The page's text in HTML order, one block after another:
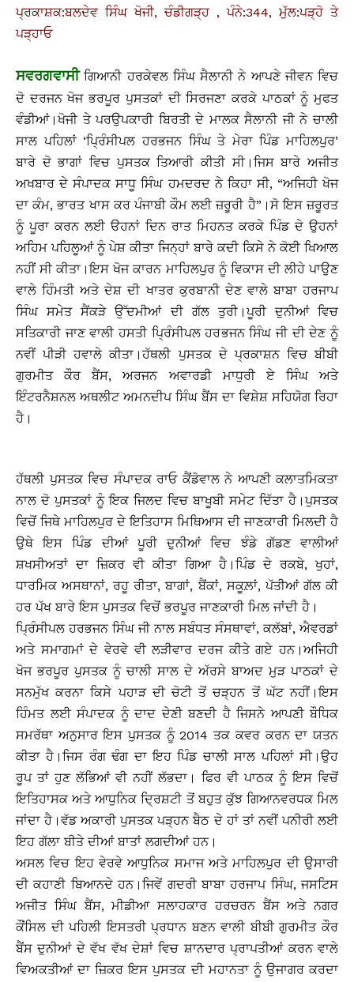
ਪ੍ਰਕਾਸ਼ਕ:ਬਲਦੇਵ ਸਿੰਘ ਖੋਜੀ, ਚੰਡੀਗੜ੍ਹ , ਪੰਨੇ:344, ਮੁੱਲ:ਪੜ੍ਹੋ ਤੇ
ਪੜ੍ਹਾਓ
ਸਵਰਗਵਾਸੀਗਿਆਨੀ ਹਰਕੇਵਲ ਸਿੰਘ ਸੈਲਾਨੀ ਨੇ ਆਪਣੇ ਜੀਵਨ ਵਿਚ
ਦੋ ਦਰਜਨ ਖੋਜ ਭਰਪੂਰ ਪੁਸਤਕਾਂ ਦੀ ਸਿਰਜਣਾ ਕਰਕੇ ਪਾਠਕਾਂ ਨੂੰ ਮੁਫਤ
ਵੰਡੀਆਂ।ਖੋਜੀ ਤੇ ਪਰਉਪਕਾਰੀ ਬਿਰਤੀ ਦੇ ਮਾਲਕ ਸੈਲਾਨੀ ਜੀ ਨੇ ਚਾਲੀ
ਸਾਲ ਪਹਿਲਾਂ ‘ਪਿ੍ਰੰਸੀਪਲ ਹਰਭਜਨ ਸਿੰਘ ਤੇ ਮੇਰਾ ਪਿੰਡ ਮਾਹਿਲਪੁਰ’
ਬਾਰੇ ਦੋ ਭਾਗਾਂ ਵਿਚ ਪੁਸਤਕ ਤਿਆਰੀ ਕੀਤੀ ਸੀ।ਜਿਸ ਬਾਰੇ ਅਜੀਤ
ਅਖਬਾਰ ਦੇ ਸੰਪਾਦਕ ਸਾਧੂ ਸਿੰਘ ਹਮਦਰਦ ਨੇ ਕਿਹਾ ਸੀ, “ਅਜਿਹੀ ਖੋਜ
ਦਾ ਕੰਮ, ਭਾਰਤ ਖਾਸ ਕਰ ਪੰਜਾਬੀ ਕੌਮ ਲਈ ਜ਼ਰੂਰੀ ਹੈ”।ਸੋ ਇਸ ਜ਼ਰੂਰਤ
ਨੂੰ ਪੂਰਾ ਕਰਨ ਲਈ ੳਹਨਾਂ ਦਿਨ ਰਾਤ ਮਿਹਨਤ ਕਰਕੇ ਪਿੰਡ ਦੇ ਉਹਨਾਂ
ਅਹਿਮ ਪਹਿਲੂਆਂ ਨੂੰ ਪੇਸ਼ ਕੀਤਾ ਜਿਨ੍ਹਾਂ ਬਾਰੇ ਕਦੀ ਕਿਸੇ ਨੇ ਕੋਈ ਖਿਆਲ
ਨਹੀਂ ਸੀ ਕੀਤਾ।ਇਸ ਖੋਜ ਕਾਰਨ ਮਾਹਿਲਪੁਰ ਨੂੰ ਵਿਕਾਸ ਦੀ ਲੀਹੇ ਪਾਉਣ
ਵਾਲੇ ਹਿੰਮਤੀ ਅਤੇ ਦੇਸ਼ ਦੀ ਖਾਤਰ ਕੁਰਬਾਨੀ ਦੇਣ ਵਾਲੇ ਬਾਬਾ ਹਰਜਾਪ
ਸਿੰਘ ਸਮੇਤ ਸੈਂਕੜੇ ਉੱਦਮੀਆਂ ਦੀ ਗੱਲ ਤੁਰੀ।ਪੂਰੀ ਦੁਨੀਆਂ ਵਿਚ
ਸਤਿਕਾਰੀ ਜਾਣ ਵਾਲੀ ਹਸਤੀ ਪ੍ਰਿੰਸੀਪਲ ਹਰਭਜਨ ਸਿੰਘ ਜੀ ਦੀ ਦੇਣ ਨੂੰ
ਨਵੀਂ ਪੀੜੀ ਹਵਾਲੇ ਕੀਤਾ।ਹੱਥਲੀ ਪੁਸਤਕ ਦੇ ਪ੍ਰਕਾਸ਼ਨ ਵਿਚ ਬੀਬੀ
ਗੁਰਮੀਤ ਕੌਰ ਬੈਂਸ, ਅਰਜਨ ਅਵਾਰਡੀ ਮਾਧੁਰੀ ਏ ਸਿੰਘ ਅਤੇ
ਇੰਟਰਨੈਸ਼ਨਲ ਅਥਲੀਟ ਅਮਨਦੀਪ ਸਿੰਘ ਬੈਂਸ ਦਾ ਵਿਸ਼ੇਸ਼ ਸਹਿਯੋਗ ਰਿਹਾ
ਹੈ।
ਹੱਥਲੀ ਪੁਸਤਕ ਵਿਚ ਸੰਪਾਦਕ ਰਾਓ ਕੈਂਡੋਵਾਲ ਨੇ ਆਪਣੀ ਕਲਾਤਮਿਕਤਾ
ਨਾਲ ਦੋ ਪੁਸਤਕਾਂ ਨੂੰ ਇਕ ਜਿਲਦ ਵਿਚ ਬਾਖੂਬੀ ਸਮੇਟ ਦਿੱਤਾ ਹੈ।ਪੁਸਤਕ
ਵਿਚੋਂ ਜਿਥੇ ਮਾਹਿਲਪੁਰ ਦੇ ਇਤਿਹਾਸ ਮਿਥਿਆਸ ਦੀ ਜਾਣਕਾਰੀ ਮਿਲਦੀ ਹੈ
ਉਥੇ ਇਸ ਪਿੰਡ ਦੀਆਂ ਪੂਰੀ ਦੁਨੀਆਂ ਵਿਚ ਝੰਡੇ ਗੱਡਣ ਵਾਲੀਆਂ
ਸ਼ਖਸੀਅਤਾਂ ਦਾ ਜ਼ਿਕਰ ਵੀ ਕੀਤਾ ਗਿਆ ਹੈ।ਪਿੰਡ ਦੇ ਰਕਬੇ, ਖੁਹਾਂ,
ਧਾਰਮਿਕ ਅਸਥਾਨਾਂ, ਰਹੂ ਰੀਤਾ, ਬਾਗਾਂ, ਬੈਂਕਾਂ, ਸਕੂਲ਼ਾਂ, ਪੱਤੀਆਂ ਗੱਲ ਕੀ
ਹਰ ਪੱਖ ਬਾਰੇ ਇਸ ਪੁਸਤਕ ਵਿਚੋਂ ਭਰਪੂਰ ਜਾਣਕਾਰੀ ਮਿਲ ਜਾਂਦੀ ਹੈ।
ਪ੍ਰਿੰਸੀਪਲ ਹਰਭਜਨ ਸਿੰਘ ਜੀ ਨਾਲ ਸਬੰਧਤ ਸੰਸਥਾਵਾਂ, ਕਲੱਬਾਂ, ਐਵਰਡਾਂ
ਅਤੇ ਸਮਾਗਮਾਂ ਦੇ ਵੇਰਵੇ ਵੀ ਲੜੀਵਾਰ ਦਰਜ ਕੀਤੇ ਗਏ ਹਨ।ਅਜਿਹੀ
ਖੋਜ ਭਰਪੂਰ ਪੁਸਤਕ ਨੂੰ ਚਾਲੀ ਸਾਲ ਦੇ ਅੱਰਸੇ ਬਾਅਦ ਮੁੜ ਪਾਠਕਾਂ ਦੇ
ਸਨਮੁੱਖ ਕਰਨਾ ਕਿਸੇ ਪਹਾੜ ਦੀ ਚੋਟੀ ਤੋਂ ਚੜ੍ਹਨ ਤੋਂ ਘੱਟ ਨਹੀਂ।ਇਸ
ਹਿੰਮਤ ਲਈ ਸੰਪਾਦਕ ਨੂੰ ਦਾਦ ਦੇਣੀ ਬਣਦੀ ਹੈ ਜਿਸਨੇ ਆਪਣੀ ਬੌਧਿਕ
ਸਮਰੱਥਾ ਅਨੁਸਾਰ ਇਸ ਪੁਸਤਕ ਨੂੰ 2014 ਤਕ ਕਵਰ ਕਰਨ ਦਾ ਯਤਨ
ਕੀਤਾ ਹੈ।ਜਿਸ ਰੰਗ ਢੰਗ ਦਾ ਇਹ ਪਿੰਡ ਚਾਲੀ ਸਾਲ ਪਹਿਲਾਂ ਸੀ।ਉਹ
ਰੂਪ ਤਾਂ ਹੁਣ ਲੱਭਿਆਂ ਵੀ ਨਹੀਂ ਲੱਭਦਾ। ਫਿਰ ਵੀ ਪਾਠਕ ਨੂੰ ਇਸ ਵਿਚੋਂ
ਇਤਿਹਾਸਕ ਅਤੇ ਆਧੁਨਿਕ ਦ੍ਰਿਸ਼ਟੀ ਤੋਂ ਬਹੁਤ ਕੁੱਝ ਗਿਆਨਵਰਧਕ ਮਿਲ
ਜਾਂਦਾ ਹੈ।ਵੱਡ ਅਕਾਰੀ ਪੁਸਤਕ ਪੜ੍ਹਨ ਬੈਠ ਦੇ ਹਾਂ ਤਾਂ ਨਵੀਂ ਪਨੀਰੀ ਲਈ
ਇਹ ਗੱਲਾ ਬੀਤੇ ਦੀਆਂ ਬਾਤਾਂ ਲਗਦੀਆਂ ਹਨ।
ਅਸਲ ਵਿਚ ਇਹ ਵੇਰਵੇ ਆਧੁਨਿਕ ਸਮਾਜ ਅਤੇ ਮਾਹਿਲਪੁਰ ਦੀ ਉਸਾਰੀ
ਦੀ ਕਹਾਣੀ ਬਿਆਨਦੇ ਹਨ।ਜਿਵੇਂ ਗਦਰੀ ਬਾਬਾ ਹਰਜਾਪ ਸਿੰਘ, ਜਸਟਿਸ
ਅਜੀਤ ਸਿੰਘ ਬੈਂਸ, ਮੀਡੀਆ ਸਲਾਹਕਾਰ ਹਰਚਰਨ ਬੈਂਸ ਅਤੇ ਨਗਰ
ਕੌਂਸਿਲ ਦੀ ਪਹਿਲੀ ਇਸਤਰੀ ਪ੍ਰਧਾਨ ਬਣਨ ਵਾਲੀ ਬੀਬੀ ਗੁਰਮੀਤ ਕੌਰ
ਬੈਂਸ ਦੁਨੀਆਂ ਦੇ ਵੱਖ ਵੱਖ ਦੇਸ਼ਾਂ ਵਿਚ ਸ਼ਾਨਦਾਰ ਪ੍ਰਾਪਤੀਆਂ ਕਰਨ ਵਾਲੇ
ਵਿਅਕਤੀਆਂ ਦਾ ਜ਼ਿਕਰ ਇਸ ਪੁਸਤਕ ਦੀ ਮਹਾਨਤਾ ਨੂੰ ਉਜਾਗਰ ਕਰਦਾ